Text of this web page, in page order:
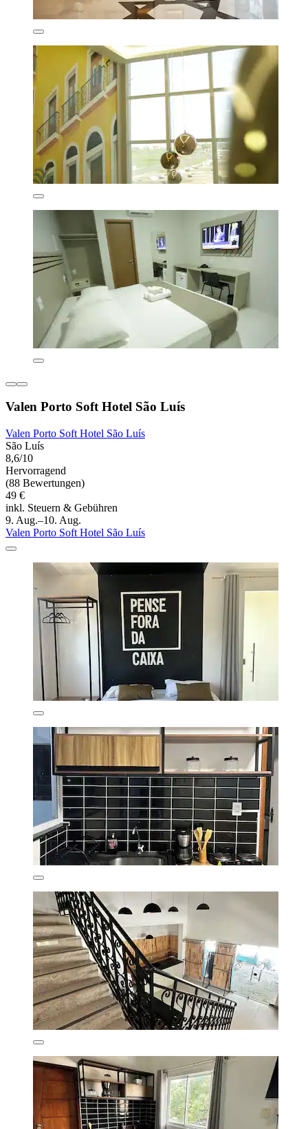
Valen Porto Soft Hotel São Luís
Valen Porto Soft Hotel São Luís
São Luís
8,6/10
Hervorragend
(88 Bewertungen)
49 €
inkl. Steuern & Gebühren
9. Aug.–10. Aug.
Valen Porto Soft Hotel São Luís